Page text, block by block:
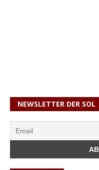
NEWSLETTER DER SOL